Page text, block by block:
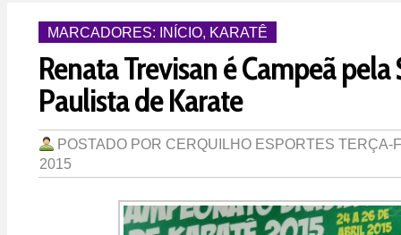
MARCADORES: INÍCIO, KARATÊ
Renata Trevisan é Campeã pela
Paulista de Karate
POSTADO POR CERQUILHO ESPORTES TERÇA-
2015